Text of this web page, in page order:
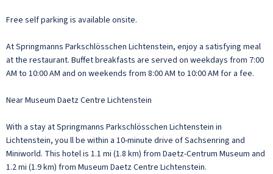
Free self parking is available onsite.
At Springmanns Parkschlösschen Lichtenstein, enjoy a satisfying meal
at the restaurant. Buffet breakfasts are served on weekdays from 7:00
AM to 10:00 AM and on weekends from 8:00 AM to 10:00 AM for a fee.
Near Museum Daetz Centre Lichtenstein
With a stay at Springmanns Parkschlösschen Lichtenstein in
Lichtenstein, you ll be within a 10-minute drive of Sachsenring and
Miniworld. This hotel is 1.1 mi (1.8 km) from Daetz-Centrum Museum and
1.2 mi (1.9 km) from Museum Daetz Centre Lichtenstein.